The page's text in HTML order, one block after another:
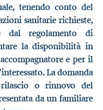
tenendo conto del
sanitarie richieste,
dal regolamento di
la disponibilità in
e per il
La domanda
o rinnovo del
da un familiare